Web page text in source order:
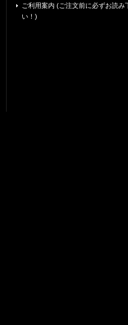
ご利用案内 (ご注文前に必ずお読み
い！)